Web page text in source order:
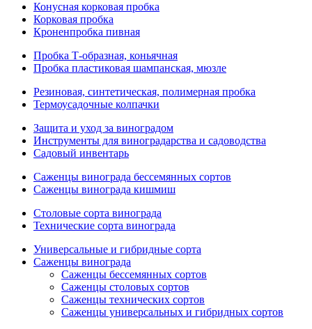
Конусная корковая пробка
Корковая пробка
Кроненпробка пивная
Пробка Т-образная, коньячная
Пробка пластиковая шампанская, мюзле
Резиновая, синтетическая, полимерная пробка
Термоусадочные колпачки
Защита и уход за виноградом
Инструменты для виноградарства и садоводства
Садовый инвентарь
Саженцы винограда бессемянных сортов
Саженцы винограда кишмиш
Столовые сорта винограда
Технические сорта винограда
Универсальные и гибридные сорта
Саженцы винограда
Саженцы бессемянных сортов
Саженцы столовых сортов
Саженцы технических сортов
Саженцы универсальных и гибридных сортов